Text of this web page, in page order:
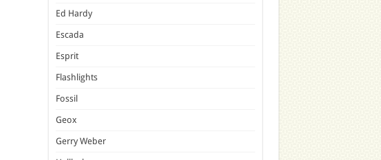
Ed Hardy
Escada
Esprit
Flashlights
Fossil
Geox
Gerry Weber